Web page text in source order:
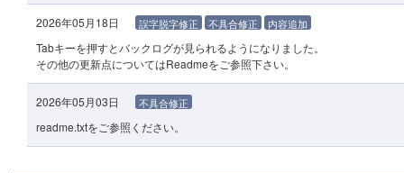
2026年05月18日 誤字脱字修正 不具合修正 内容追加
Tabキーを押すとバックログが見られるようになりました。
その他の更新点についてはReadmeをご参照下さい。
2026年05月03日 不具合修正
readme.txtをご参照ください。